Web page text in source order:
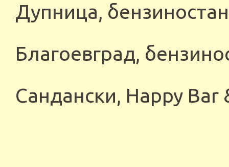
Дупница,
Благоевград,
Сандански, Happy Bar